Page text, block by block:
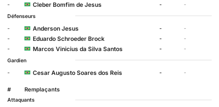
-
Cleber Bomfim de Jesus -
-
Défenseurs
-
Anderson Jesus -
-
-
Eduardo Schroeder Brock -
-
-
Marcos Vinicius da Silva Santos -
-
Gardien
-
Cesar Augusto Soares dos Reis - -
# Remplaçants
Attaquants